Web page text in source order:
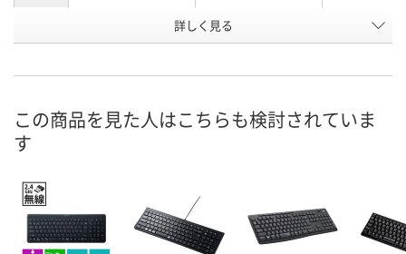
SKB-KG3UH2BK SKB-
NP74415 NP74420 NP74421
在庫 4点 4点 4点
お届け日
カゴへ カゴへ カ
詳しく見る
この商品を見た人はこちらも検討されていま
す